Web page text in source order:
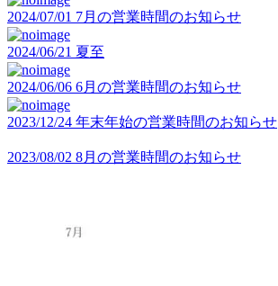
2024/07/01 7月の営業時間のお知らせ
2024/06/21 夏至
2024/06/06 6月の営業時間のお知らせ
2023/12/24 年末年始の営業時間のお知らせ
2023/08/02 8月の営業時間のお知らせ